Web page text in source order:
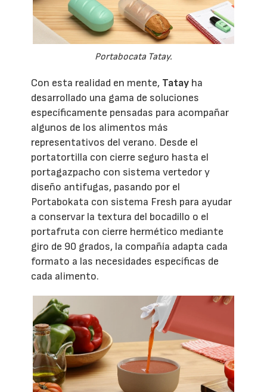
Portabocata Tatay.
Con esta realidad en mente, Tatay ha
desarrollado una gama de soluciones
específicamente pensadas para acompañar
algunos de los alimentos más
representativos del verano. Desde el
portatortilla con cierre seguro hasta el
portagazpacho con sistema vertedor y
diseño antifugas, pasando por el
Portabokata con sistema Fresh para ayudar
a conservar la textura del bocadillo o el
portafruta con cierre hermético mediante
giro de 90 grados, la compañía adapta cada
formato a las necesidades específicas de
cada alimento.